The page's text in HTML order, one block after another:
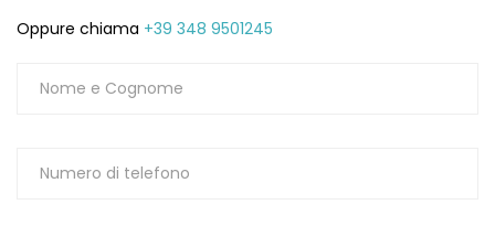
Oppure chiama +39 348 9501245